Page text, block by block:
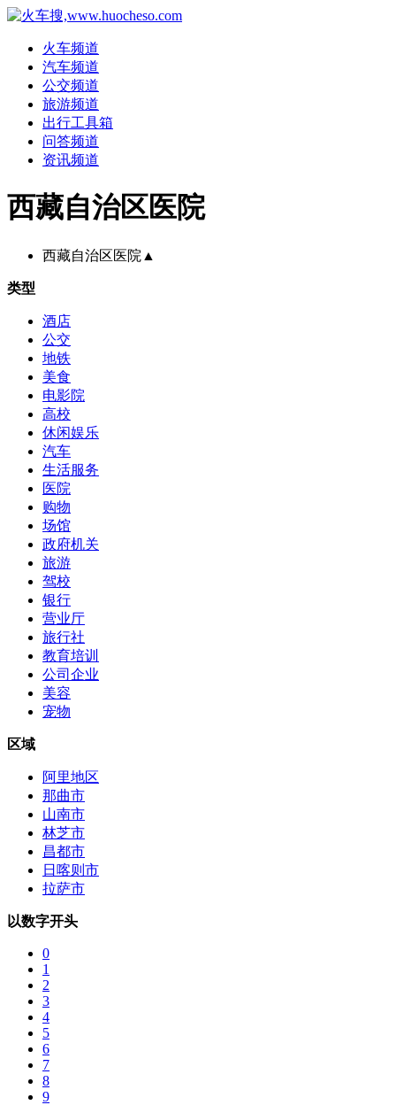
火车频道
汽车频道
公交频道
旅游频道
出行工具箱
问答频道
资讯频道
西藏自治区医院
西藏自治区医院 ▲
类型
酒店
公交
地铁
美食
电影院
高校
休闲娱乐
汽车
生活服务
医院
购物
场馆
政府机关
旅游
驾校
银行
营业厅
旅行社
教育培训
公司企业
美容
宠物
区域
阿里地区
那曲市
山南市
林芝市
昌都市
日喀则市
拉萨市
以数字开头
0
1
2
3
4
5
6
7
8
9